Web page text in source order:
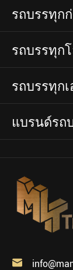
รถบรรทุก
รถบรรทุก
รถบรรทุก
แบรนด์รถ
